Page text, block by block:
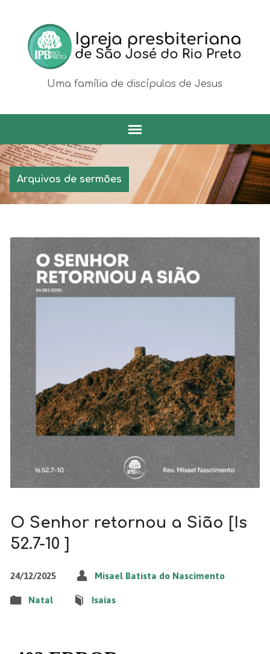
Uma família de discípulos de Jesus
Arquivos de sermões
O Senhor retornou a Sião [Is
52.7-10 ]
24/12/2025 Misael Batista do Nascimento
Natal Isaías